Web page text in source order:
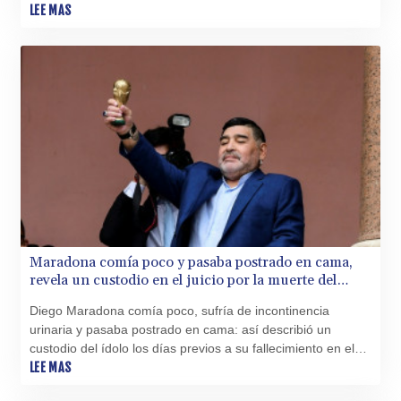
BSD 1.153383
BTN 109.752598
BWP 15.568217
BYN 3.434433
BYR 22609.049164
BZD 2.319643
CAD 1.616126
CDF 2606.961815
CHF 0.934567
CLF 0.026734
CLP 1055.612189
CNY 7.785184
el viernes a los 66 años.
LEE MAS
Maradona comía poco y pasaba postrado en cama,
revela un custodio en el juicio por la muerte del
Diego Maradona comía poco, sufría de incontinencia
urinaria y pasaba postrado en cama: así describió un
custodio del ídolo los días previos a su fallecimiento en el
juicio que se sigue al equipo médico del exfubolista
LEE MAS